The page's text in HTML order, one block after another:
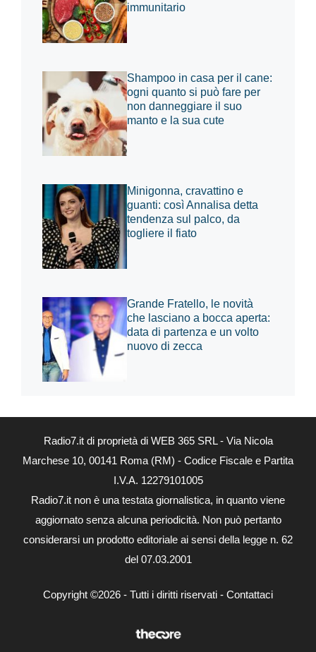
immunitario
Shampoo in casa per il cane:
ogni quanto si può fare per
non danneggiare il suo
manto e la sua cute
Minigonna, cravattino e
guanti: così Annalisa detta
tendenza sul palco, da
togliere il fiato
Grande Fratello, le novità
che lasciano a bocca aperta:
data di partenza e un volto
nuovo di zecca
Radio7.it di proprietà di WEB 365 SRL - Via Nicola
Marchese 10, 00141 Roma (RM) - Codice Fiscale e Partita
I.V.A. 12279101005
Radio7.it non è una testata giornalistica, in quanto viene
aggiornato senza alcuna periodicità. Non può pertanto
considerarsi un prodotto editoriale ai sensi della legge n. 62
del 07.03.2001
Copyright ©2026 - Tutti i diritti riservati - Contattaci